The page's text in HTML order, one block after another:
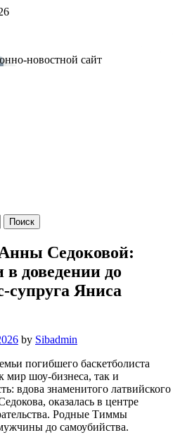
новостной сайт
Седоковой:
доведении до
супруга Яниса
by Sibadmin
погибшего баскетболиста
мир шоу-бизнеса, так и
вдова знаменитого латвийского
оказалась в центре
Родные Тиммы
до самоубийства.